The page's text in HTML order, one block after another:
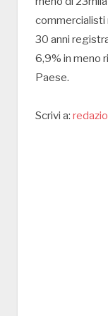
commercialisti
30 anni
6,9% in meno
Paese.
Scrivi a: